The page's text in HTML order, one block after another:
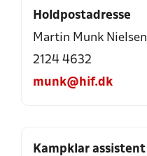
Holdpostadresse
Martin Munk Nielsen
2124 4632
munk@hif.dk
Kampklar assistent